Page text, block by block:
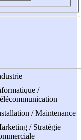
/
/ Maintenance
/ Stratégie